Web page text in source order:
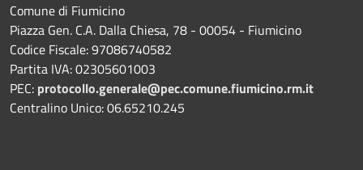
Comune di Fiumicino
Piazza Gen. C.A. Dalla Chiesa, 78 - 00054 - Fiumicino
Codice Fiscale: 97086740582
Partita IVA: 02305601003
PEC: protocollo.generale@pec.comune.fiumicino.rm.it
Centralino Unico: 06.65210.245